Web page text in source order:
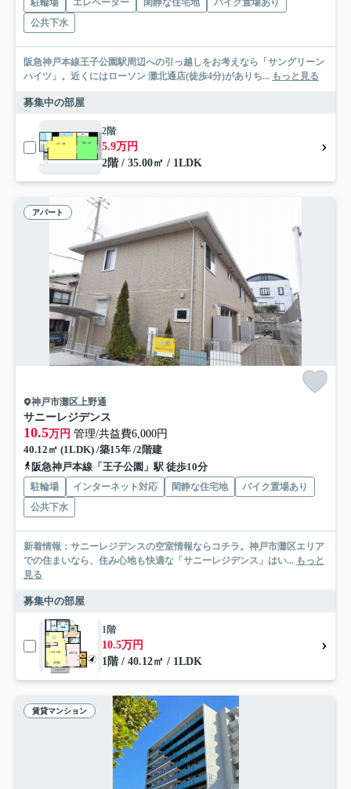
駐輪場 エレベーター 閑静な住宅地
バイク置場あり
公共下水
阪急神戸本線王子公園駅周辺への引っ越しをお考えなら「サングリーン
ハイツ」。近くにはローソン 灘北通店(徒歩4分)がありち... もっと見る
募集中の部屋
2階
5.9万円
2階 / 35.00㎡ / 1LDK
アパート
神戸市灘区上野通
サニーレジデンス
10.5万円 管理/共益費6,000円
40.12㎡ (1LDK) /築15年 /2階建
阪急神戸本線「王子公園」駅 徒歩10分
駐輪場 インターネット対応 閑静な住宅地
バイク置場あり
公共下水
新着情報：サニーレジデンスの空室情報ならコチラ。神戸市灘区エリア
での住まいなら、住み心地も快適な「サニーレジデンス」はい... もっと
見る
募集中の部屋
1階
10.5万円
1階 / 40.12㎡ / 1LDK
賃貸マンション